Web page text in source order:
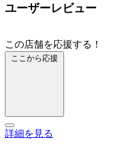
ユーザーレビュー
この店舗を応援する！
ここから応援
詳細を見る